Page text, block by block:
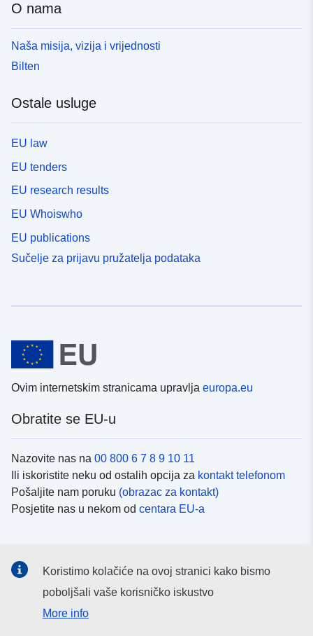
O nama
Naša misija, vizija i vrijednosti
Bilten
Ostale usluge
EU law
EU tenders
EU research results
EU Whoiswho
EU publications
Sučelje za prijavu pružatelja podataka
Ovim internetskim stranicama upravlja europa.eu
Obratite se EU-u
Nazovite nas na 00 800 6 7 8 9 10 11
Ili iskoristite neku od ostalih opcija za kontakt telefonom
Pošaljite nam poruku (obrazac za kontakt)
Posjetite nas u nekom od centara EU-a
Potražite kanale EU-a nadruštvenim mrežama
Koristimo kolačiće na ovoj stranici kako bismo
poboljšali vaše korisničko iskustvo
More info